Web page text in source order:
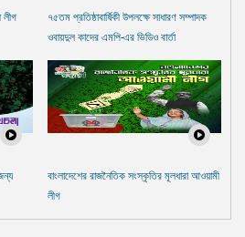
লীগ
৭৫তম প্রতিষ্ঠাবার্ষিকী উপলক্ষে সাধারণ সম্পাদক
ওবায়দুল কাদের এমপি-এর ভিডিও বার্তা
বাংলাদেশের রাজনৈতিক সংস্কৃতির মূলধারা আওয়ামী
লীগ